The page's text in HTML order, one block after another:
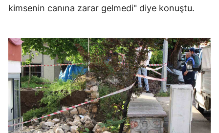
kimsenin canına zarar gelmedi" diye konuştu.